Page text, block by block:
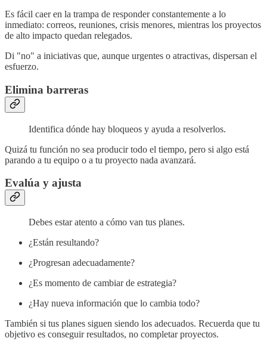
Es fácil caer en la trampa de responder constantemente a lo
inmediato: correos, reuniones, crisis menores, mientras los proyectos
de alto impacto quedan relegados.
Di "no" a iniciativas que, aunque urgentes o atractivas, dispersan el
esfuerzo.
Elimina barreras
Identifica dónde hay bloqueos y ayuda a resolverlos.
Quizá tu función no sea producir todo el tiempo, pero si algo está
parando a tu equipo o a tu proyecto nada avanzará.
Evalúa y ajusta
Debes estar atento a cómo van tus planes.
¿Están resultando?
¿Progresan adecuadamente?
¿Es momento de cambiar de estrategia?
¿Hay nueva información que lo cambia todo?
También si tus planes siguen siendo los adecuados. Recuerda que tu
objetivo es conseguir resultados, no completar proyectos.